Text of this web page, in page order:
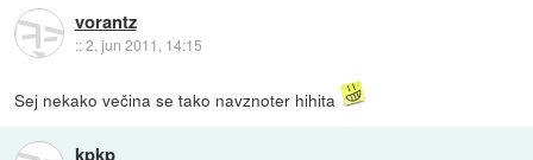
vorantz
::2. jun 2011, 14:15
Sej nekako večina se tako navznoter hihita
kpkp